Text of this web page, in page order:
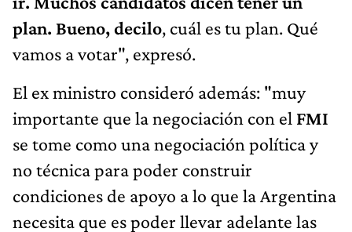
plan. Bueno, decilo, cuál es tu plan. Qué
vamos a votar", expresó.
El ex ministro consideró además: "muy
importante que la negociación con el FMI
se tome como una negociación política y
no técnica para poder construir
condiciones de apoyo a lo que la Argentina
necesita que es poder llevar adelante las